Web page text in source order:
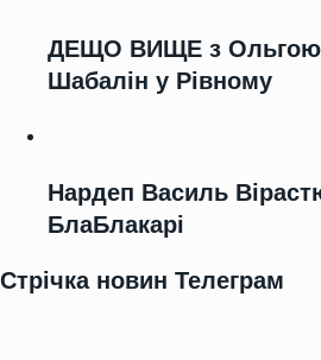
ДЕЩО ВИЩЕ з Ольгою
Шабалін у Рівному
Нардеп Василь
БлаБлакарі
Стрічка новин Телеграм